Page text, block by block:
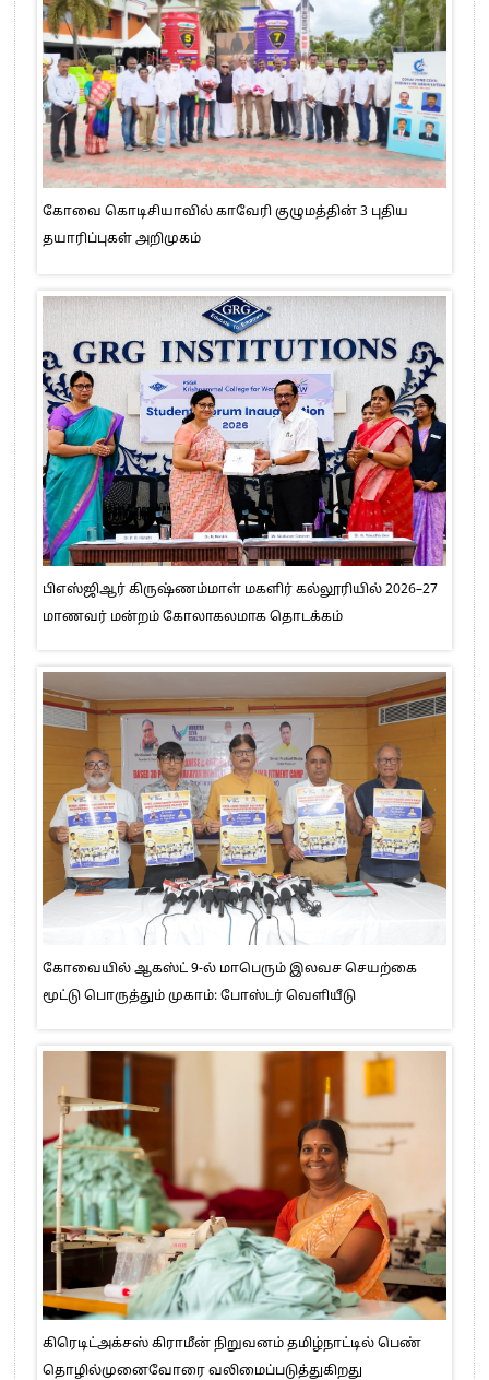
கோவை கொடிசியாவில் காவேரி குழுமத்தின் 3 புதிய
தயாரிப்புகள் அறிமுகம்
பிஎஸ்ஜிஆர் கிருஷ்ணம்மாள் மகளிர் கல்லூரியில் 2026–27
மாணவர் மன்றம் கோலாகலமாக தொடக்கம்
கோவையில் ஆகஸ்ட் 9-ல் மாபெரும் இலவச செயற்கை
மூட்டு பொருத்தும் முகாம்: போஸ்டர் வெளியீடு
கிரெடிட்அக்சஸ் கிராமீன் நிறுவனம் தமிழ்நாட்டில் பெண்
தொழில்முனைவோரை வலிமைப்படுத்துகிறது